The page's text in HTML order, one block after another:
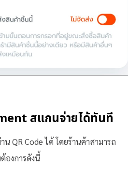
สแกนจ่ายได้ทันที
QR Code ได้ โดยร้านค้าสามารถ
องการดังนี้